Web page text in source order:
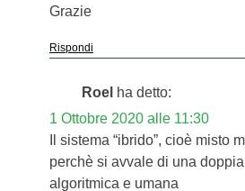
Grazie
Rispondi
Roel ha detto:
1 Ottobre 2020 alle 11:30
Il sistema “ibrido”, cioè misto
perchè si avvale di una
algoritmica e umana